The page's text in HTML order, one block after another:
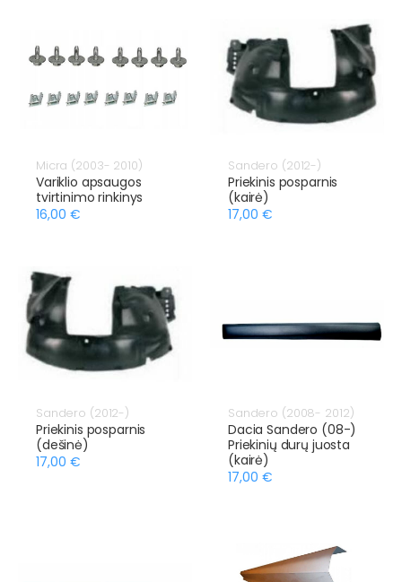
Micra (2003- 2010)
Variklio apsaugos
tvirtinimo rinkinys
16,00 €
Sandero (2012-)
Priekinis posparnis
(kairė)
17,00 €
Sandero (2012-)
Priekinis posparnis
(dešinė)
17,00 €
Sandero (2008- 2012)
Dacia Sandero (08-)
Priekinių durų juosta
(kairė)
17,00 €